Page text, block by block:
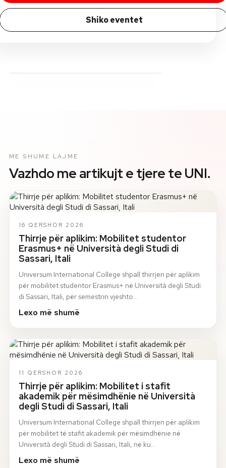
Shiko eventet
ME SHUME LAJME
Vazhdo me artikujt e tjere te UNI.
16 QERSHOR 2026
Thirrje për aplikim: Mobilitet studentor
Erasmus+ në Università degli Studi di
Sassari, Itali
Universum International College shpall thirrjen për aplikim
për mobilitet studentor Erasmus+ në Università degli Studi
di Sassari, Itali, për semestrin vjeshto…
Lexo më shumë
11 QERSHOR 2026
Thirrje për aplikim: Mobilitet i stafit
akademik për mësimdhënie në Università
degli Studi di Sassari, Itali
Universum International College shpall thirrjen për aplikim
për mobilitet të stafit akademik për mësimdhënie në
Università degli Studi di Sassari, Itali, në ku…
Lexo më shumë